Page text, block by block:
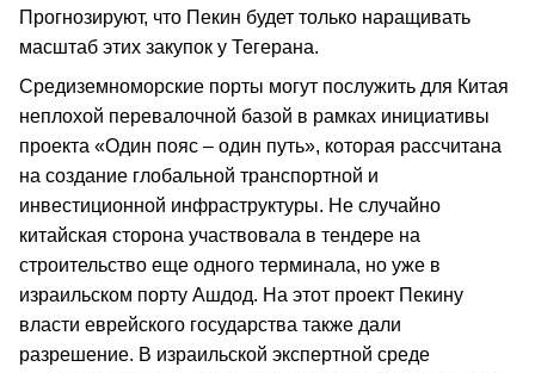
Прогнозируют, что Пекин будет только наращивать
масштаб этих закупок у Тегерана.
Средиземноморские порты могут послужить для Китая
неплохой перевалочной базой в рамках инициативы
проекта «Один пояс – один путь», которая рассчитана
на создание глобальной транспортной и
инвестиционной инфраструктуры. Не случайно
китайская сторона участвовала в тендере на
строительство еще одного терминала, но уже в
израильском порту Ашдод. На этот проект Пекину
власти еврейского государства также дали
разрешение. В израильской экспертной среде